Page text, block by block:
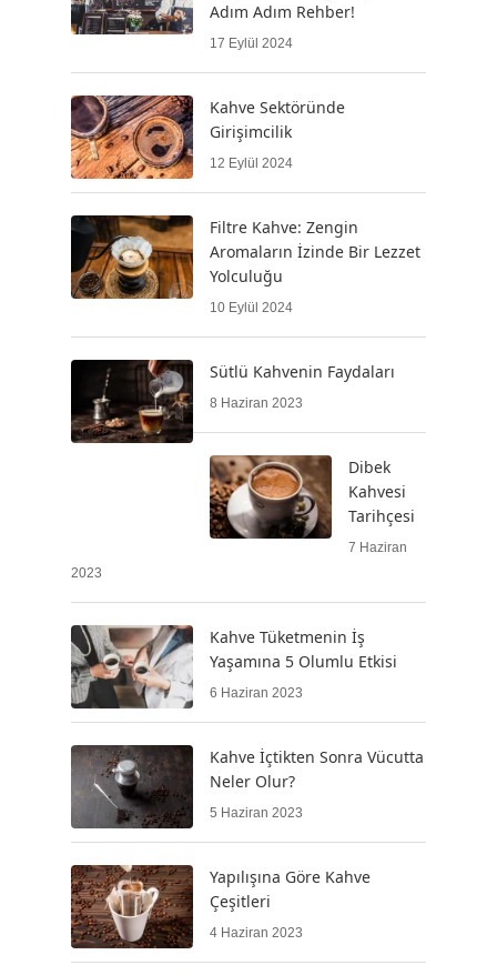
Adım Adım Rehber!
17 Eylül 2024
Kahve Sektöründe
Girişimcilik
12 Eylül 2024
Filtre Kahve: Zengin
Aromaların İzinde Bir Lezzet
Yolculuğu
10 Eylül 2024
Sütlü Kahvenin Faydaları
8 Haziran 2023
Dibek
Kahvesi
Tarihçesi
7 Haziran
2023
Kahve Tüketmenin İş
Yaşamına 5 Olumlu Etkisi
6 Haziran 2023
Kahve İçtikten Sonra Vücutta
Neler Olur?
5 Haziran 2023
Yapılışına Göre Kahve
Çeşitleri
4 Haziran 2023